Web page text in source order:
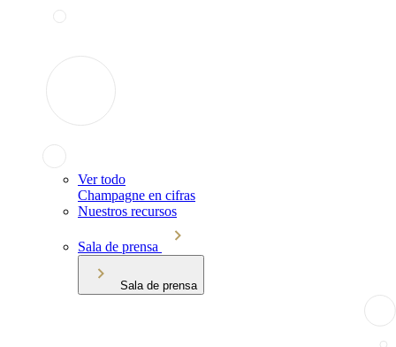
Ver todo
Champagne en cifras
Nuestros recursos
Sala de prensa
Sala de prensa